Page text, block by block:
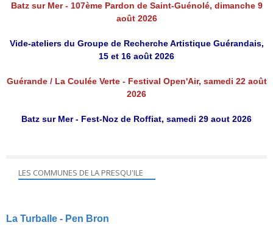
Batz sur Mer - 107ème Pardon de Saint-Guénolé, dimanche 9
août 2026
Vide-ateliers du Groupe de Recherche Artistique Guérandais,
15 et 16 août 2026
Guérande / La Coulée Verte - Festival Open'Air, samedi 22 août
2026
Batz sur Mer - Fest-Noz de Roffiat, samedi 29 aout 2026
LES COMMUNES DE LA PRESQU'ILE
La Turballe - Pen Bron